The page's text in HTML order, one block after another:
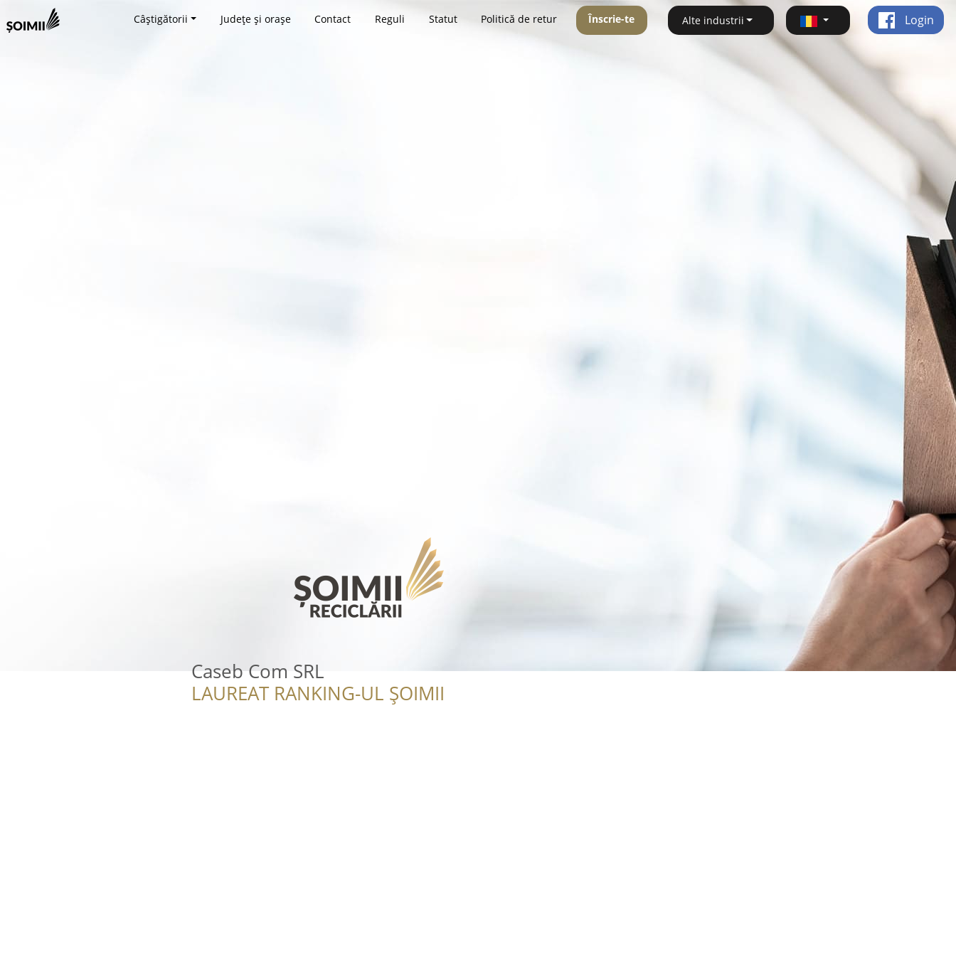
Câștigătorii Județe și orașe Contact Reguli Statut Politică de retur Înscrie-te Alte industrii Login
Caseb Com SRL
LAUREAT RANKING-UL ȘOIMII